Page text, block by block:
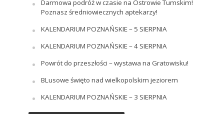
Darmowa podróż w czasie na Ostrowie Tumskim!
Poznasz średniowiecznych aptekarzy!
KALENDARIUM POZNAŃSKIE – 5 SIERPNIA
KALENDARIUM POZNAŃSKIE – 4 SIERPNIA
Powrót do przeszłości – wystawa na Gratowisku!
BLusowe święto nad wielkopolskim jeziorem
KALENDARIUM POZNAŃSKIE – 3 SIERPNIA